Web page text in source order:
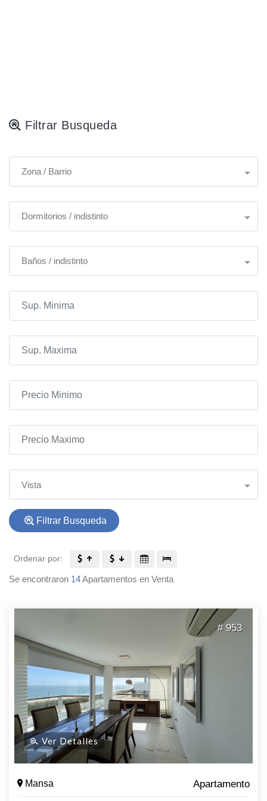
Filtrar Busqueda
Zona / Barrio
Dormitorios / indistinto
Baños / indistinto
Vista
Filtrar Busqueda
Ordenar por:
Se encontraron 14Apartamentos en Venta
# 953
Ver Detalles
Mansa Apartamento